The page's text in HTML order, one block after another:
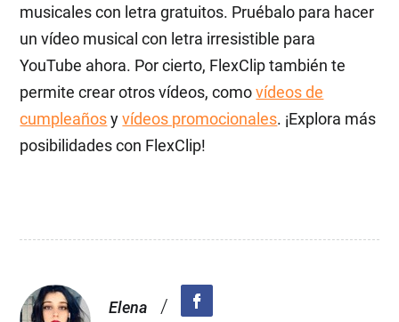
musicales con letra gratuitos. Pruébalo para hacer
un vídeo musical con letra irresistible para
YouTube ahora. Por cierto, FlexClip también te
permite crear otros vídeos, comovídeos de
cumpleañosyvídeos promocionales. ¡Explora más
posibilidades con FlexClip!
Elena /